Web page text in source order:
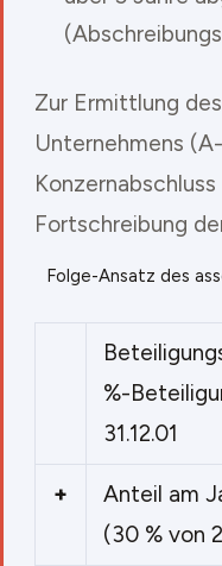
Zur Ermittlung
Unternehmens
Fortschreibung
Folge-Ansatz des
%-
31.12.01
+
Anteil am
(30 % von